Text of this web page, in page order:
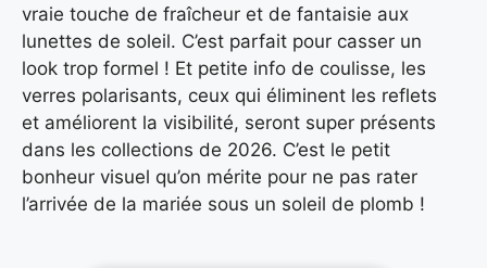
vraie touche de fraîcheur et de fantaisie aux
lunettes de soleil. C’est parfait pour casser un
look trop formel ! Et petite info de coulisse, les
verres polarisants, ceux qui éliminent les reflets
et améliorent la visibilité, seront super présents
dans les collections de 2026. C’est le petit
bonheur visuel qu’on mérite pour ne pas rater
l’arrivée de la mariée sous un soleil de plomb !